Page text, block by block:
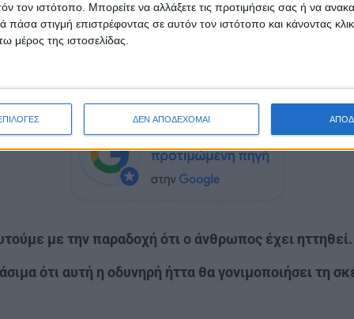
τον ιστότοπο. Μπορείτε να αλλάξετε τις προτιμήσεις σας ή να
στιγμή επιστρέφοντας σε αυτόν τον ιστότοπο και κάνοντας
μέρος της ιστοσελίδας.
ΔΕΝ ΑΠΟΔΕΧΟΜΑΙ
όπου τα (εκτός ΚΚΕ**) αριστερά κόμματα-σχήματα
και προοπτική, απ’ τα μικρά ή μεγαλύτερα
με την παραδοχή ότι ο άνθρωπος έχει ηττηθεί.
ότι αυτή η οδυνηρή ήττα θα γονιμοποιήσει τη